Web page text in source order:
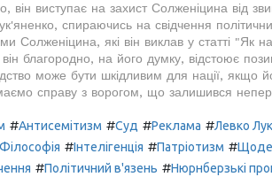
він виступає на захист Солженіцина від
спираючись на свідчення
Солженіцина, які він виклав у статті "Як
благородно, на його думку, відстоює
може бути шкідливим для нації,
справу з ворогом, що залишився
#Антисемітизм #Суд #Реклама #Левко
Філософія #Інтелігенція #Патріотизм #
#Політичний в'язень #Нюрнберзькі